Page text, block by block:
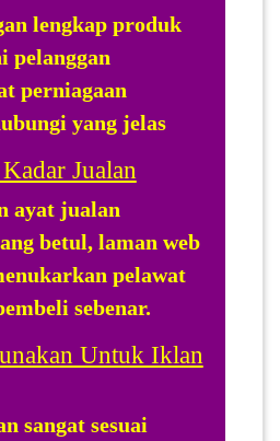
lengkap produk
pelanggan
perniagaan
yang jelas
Jualan
ayat jualan
betul, laman web
pelawat
sebenar.
Untuk Iklan
sangat sesuai